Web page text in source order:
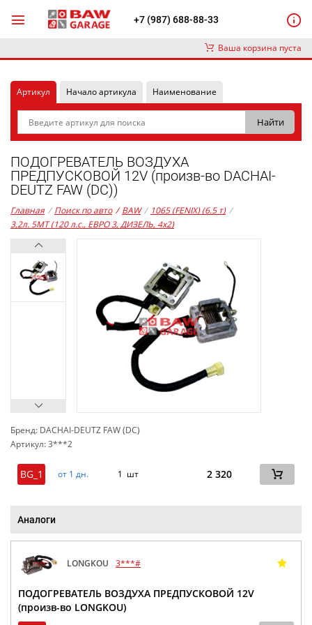
+7 (987) 688-88-33
Ваша корзина пуста
Артикул Начало артикула Наименование
ПОДОГРЕВАТЕЛЬ ВОЗДУХА
ПРЕДПУСКОВОЙ 12V (произв-во DACHAI-
DEUTZ FAW (DC))
Главная / Поиск по авто / BAW / 1065 (FENIX) (6.5 т) /
3,2л. 5MT (120 л.с., ЕВРО 3, ДИЗЕЛЬ, 4x2)
Бренд: DACHAI-DEUTZ FAW (DC)
Артикул: 3***2
BG_1 от 1 дн. 1 шт 2 320
Аналоги
LONGKOU 3***#
ПОДОГРЕВАТЕЛЬ ВОЗДУХА ПРЕДПУСКОВОЙ 12V
(произв-во LONGKOU)